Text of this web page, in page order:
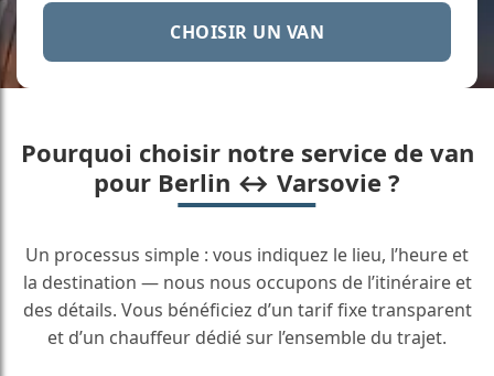
CHOISIR UN VAN
Pourquoi choisir notre service de van
pour Berlin ↔ Varsovie ?
Un processus simple : vous indiquez le lieu, l’heure et
la destination — nous nous occupons de l’itinéraire et
des détails. Vous bénéficiez d’un tarif fixe transparent
et d’un chauffeur dédié sur l’ensemble du trajet.